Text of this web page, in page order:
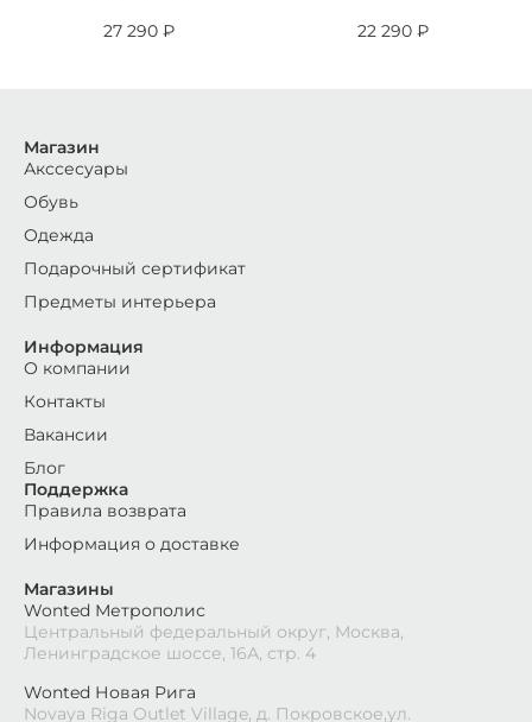
27 290 ₽ 22 290 ₽
Магазины
Wonted Метрополис
Центральный федеральный округ, Москва,
Ленинградское шоссе, 16А, стр. 4
Wonted Новая Рига
Novaya Riga Outlet Village, д. Покровское,ул.
Магазин
Акссесуары
Обувь
Одежда
Подарочный сертификат
Предметы интерьера
Информация
О компании
Контакты
Вакансии
Блог
Поддержка
Правила возврата
Информация о доставке